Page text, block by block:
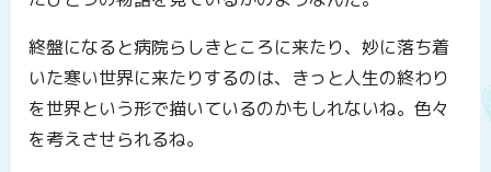
終盤になると病院らしきところに来たり、妙に落ち着
いた寒い世界に来たりするのは、きっと人生の終わり
を世界という形で描いているのかもしれないね。色々
を考えさせられるね。